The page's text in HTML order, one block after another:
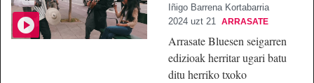
Iñigo Barrena Kortabarria
2024 uzt 21 ARRASATE
Arrasate Bluesen seigarren
edizioak herritar ugari batu
ditu herriko txoko